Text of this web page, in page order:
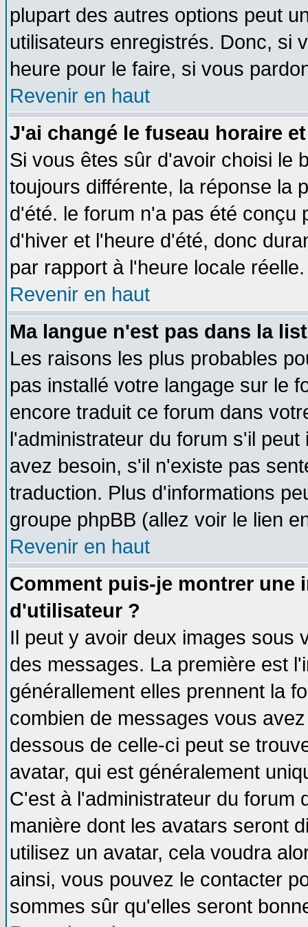
plupart des autres options peut
utilisateurs enregistrés. Donc, si
heure pour le faire, si vous
Revenir en haut
J'ai changé le fuseau horaire
Si vous êtes sûr d'avoir choisi le
toujours différente, la réponse la
d'été. le forum n'a pas été conçu
d'hiver et l'heure d'été, donc
par rapport à l'heure locale réelle.
Revenir en haut
Ma langue n'est pas dans la
Les raisons les plus probables
pas installé votre langage sur le
encore traduit ce forum dans
l'administrateur du forum s'il
avez besoin, s'il n'existe pas
traduction. Plus d'informations
groupe phpBB (allez voir le lien
Revenir en haut
Comment puis-je montrer une
d'utilisateur ?
Il peut y avoir deux images sous
des messages. La première est
générallement elles prennent la
combien de messages vous
dessous de celle-ci peut se
avatar, qui est généralement
C'est à l'administrateur du forum
manière dont les avatars seront
utilisez un avatar, cela voudra
ainsi, vous pouvez le contacter
sommes sûr qu'elles seront